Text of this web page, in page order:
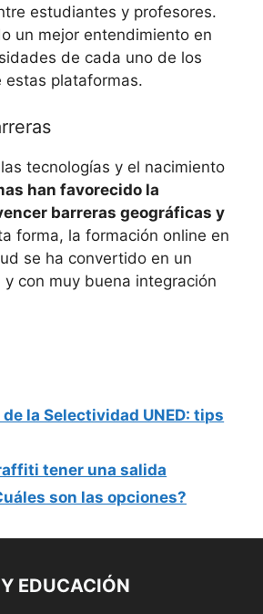
estudiantes y profesores.
un mejor entendimiento en
de cada uno de los
estas plataformas.
tecnologías y el nacimiento
han favorecido la
barreras geográficas y
forma, la formación online en
se ha convertido en un
y con muy buena integración
la Selectividad UNED: tips
tener una salida
son las opciones?
EDUCACIÓN